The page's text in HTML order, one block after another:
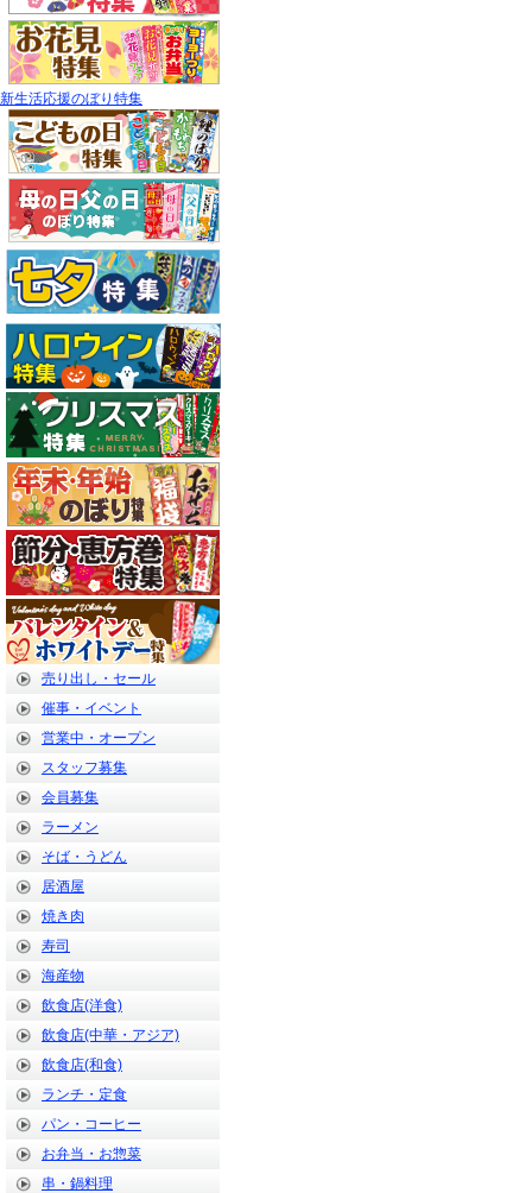
新生活応援のぼり特集
売り出し・セール
催事・イベント
営業中・オープン
スタッフ募集
会員募集
ラーメン
そば・うどん
居酒屋
焼き肉
寿司
海産物
飲食店(洋食)
飲食店(中華・アジア)
飲食店(和食)
ランチ・定食
パン・コーヒー
お弁当・お惣菜
串・鍋料理